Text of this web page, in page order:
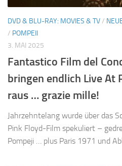
DVD & BLU-RAY: MOVIES & TV/
/ POMPEII
3. MAI 2025
Fantastico Film del
bringen endlich Live At
raus … grazie mille!
Jahrzehntelang wurde über das
Pink Floyd-Film spekuliert –
Pompeji … plus Paris 1971 und